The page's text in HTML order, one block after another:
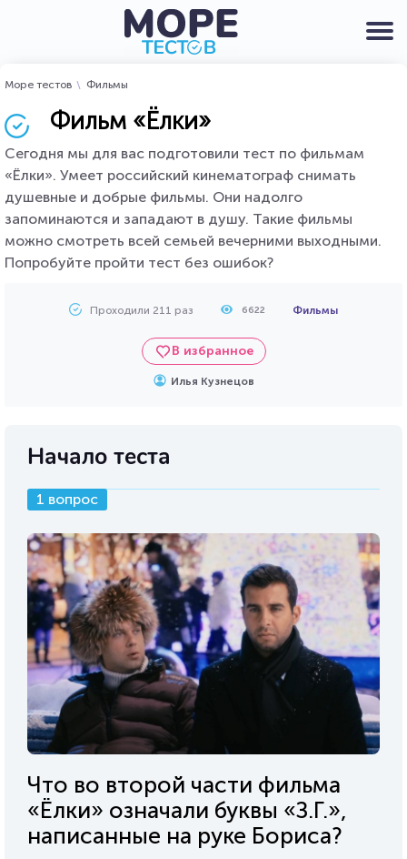
Море тестов Фильмы
Фильм «Ёлки»
Сегодня мы для вас подготовили тест по фильмам
«Ёлки». Умеет российский кинематограф снимать
душевные и добрые фильмы. Они надолго
запоминаются и западают в душу. Такие фильмы
можно смотреть всей семьей вечерними выходными.
Попробуйте пройти тест без ошибок?
Проходили 211 раз 6622 Фильмы
В избранное
Илья Кузнецов
Начало теста
1 вопрос
Что во второй части фильма
«Ёлки» означали буквы «З.Г.»,
написанные на руке Бориса?